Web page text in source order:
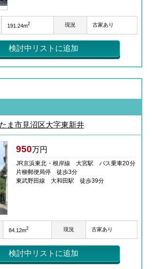
191.24m2 現況 古家あり
検討中リストに追加
ま市見沼区大字東新井
950万円
JR京浜東北・根岸線 大宮駅 バス乗車20分
片柳郵便局停 徒歩3分
東武野田線 大和田駅 徒歩39分
84.12m2 現況 古家あり
検討中リストに追加